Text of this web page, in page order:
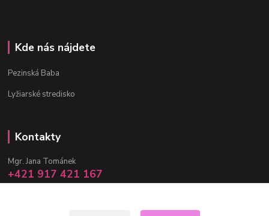
Kde nás nájdete
Pezinská Baba
Lyžiarské stredisko
Kontakty
Mgr. Jana Tománek
+421 917 421 167
(Po-Pia, 10 -17 hod.)